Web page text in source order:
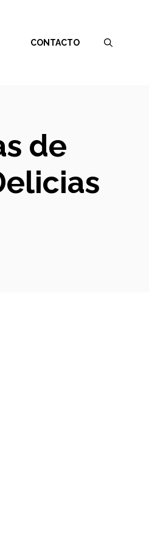
CONTACTO
de